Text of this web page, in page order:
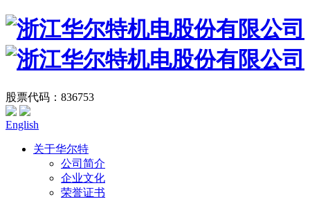
股票代码：836753
English
关于华尔特
公司简介
企业文化
荣誉证书